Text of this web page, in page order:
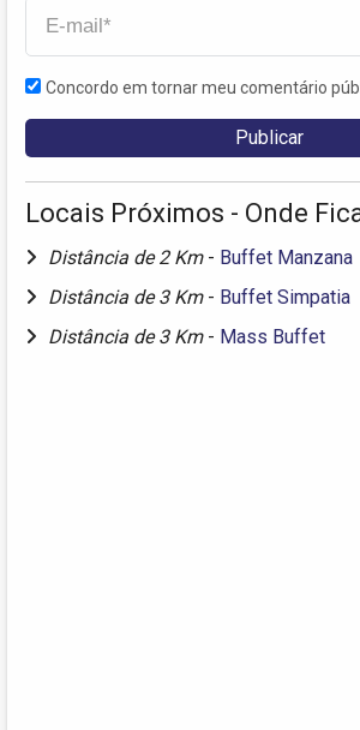
Concordo em tornar meu comentário
Locais Próximos - Onde
Distância de 2 Km - Buffet Manzana
Distância de 3 Km - Buffet Simpatia
Distância de 3 Km - Mass Buffet